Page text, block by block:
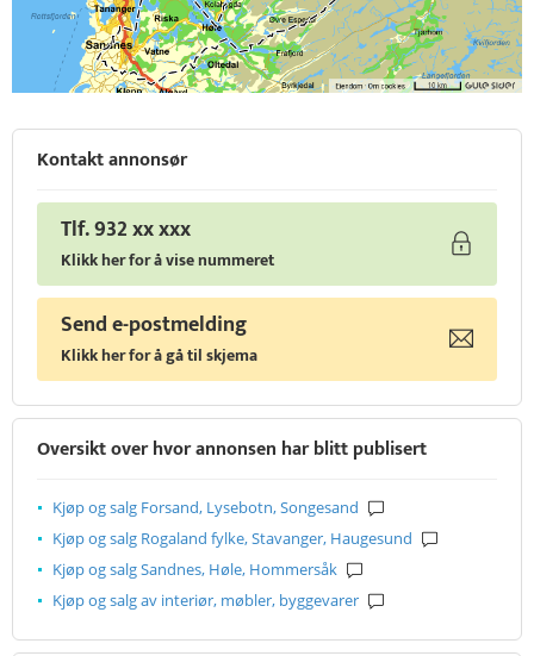
Kontakt annonsør
Tlf. 932 xx xxx
Klikk her for å vise nummeret
Send e-postmelding
Klikk her for å gå til skjema
Oversikt over hvor annonsen har blitt publisert
Kjøp og salg Forsand, Lysebotn, Songesand
Kjøp og salg Rogaland fylke, Stavanger, Haugesund
Kjøp og salg Sandnes, Høle, Hommersåk
Kjøp og salg av interiør, møbler, byggevarer